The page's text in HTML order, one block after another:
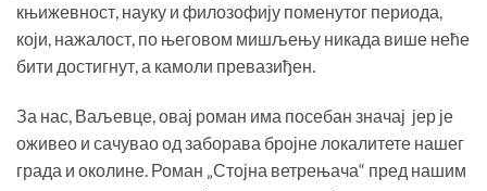
књижевност, науку и филозофију поменутог периода,
који, нажалост, по његовом мишљењу никада више неће
бити достигнут, а камоли превазиђен.
За нас, Ваљевце, овај роман има посебан значај јер је
оживео и сачувао од заборава бројне локалитете нашег
града и околине. Роман „Стојна ветрењача“ пред нашим